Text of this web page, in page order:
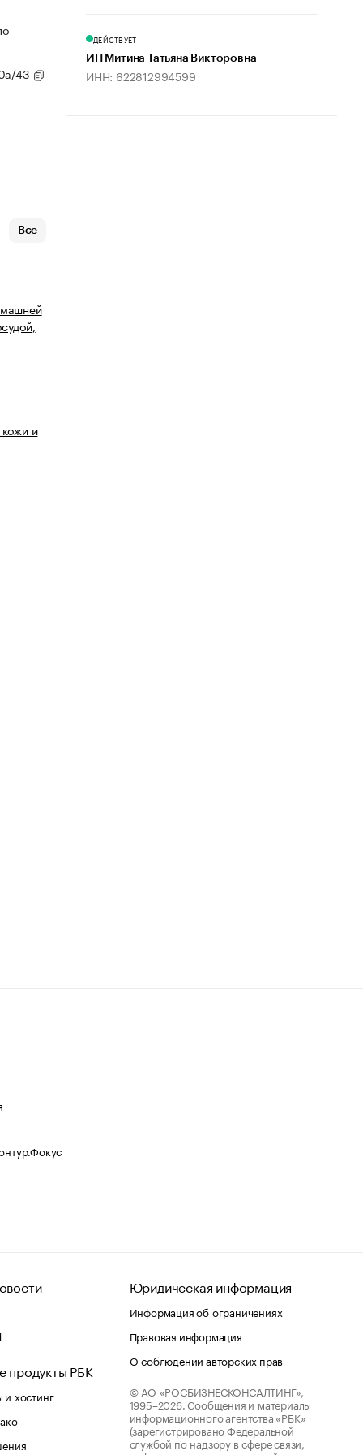
43
Все
и
ДЕЙСТВУЕТ
ИП Митина Татьяна Викторовна
ИНН: 622812994599
продукты РБК
хостинг
Юридическая информация
Информация об ограничениях
Правовая информация
О соблюдении авторских прав
© АО «РОСБИЗНЕСКОНСАЛТИНГ»,
1995–2026. Сообщения и материалы
информационного агентства «РБК»
(зарегистрировано Федеральной
службой по надзору в сфере связи,